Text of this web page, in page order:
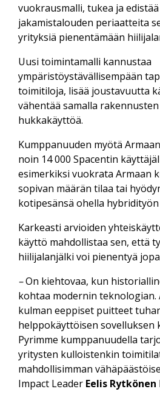
vuokrausmalli, tukea ja
jakamistalouden periaatteita
yrityksiä pienentämään
Uusi toimintamalli kannustaa
ympäristöystävällisempään
toimitiloja, lisää joustavuutta
vähentää samalla
hukkakäyttöä.
Kumppanuuden myötä
noin 14 000 Spacentin
esimerkiksi vuokrata Armaan
sopivan määrän tilaa tai
kotipesänsä ohella
Karkeasti arvioiden
käyttö mahdollistaa sen, että
hiilijalanjälki voi pienentyä
–On kiehtovaa, kun
kohtaa modernin teknologian.
kulman eeppiset puitteet
helppokäyttöisen sovelluksen
Pyrimme kumppanuudella
yritysten kulloistenkin
mahdollisimman
Impact Leader Eelis Rytkönen